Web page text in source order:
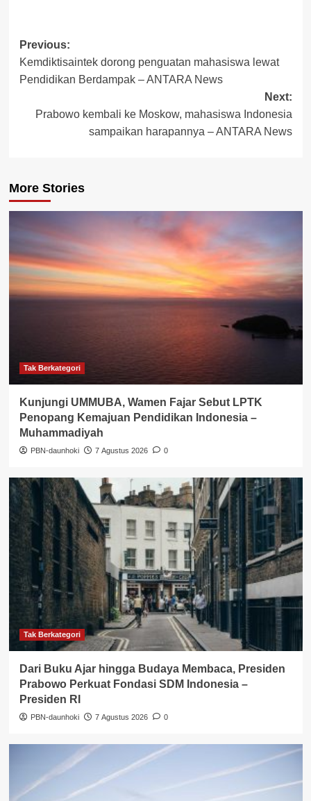
Post
navigation
Previous:
Kemdiktisaintek dorong penguatan mahasiswa lewat
Pendidikan Berdampak – ANTARA News
Next:
Prabowo kembali ke Moskow, mahasiswa Indonesia
sampaikan harapannya – ANTARA News
More Stories
Tak Berkategori
Kunjungi UMMUBA, Wamen Fajar Sebut LPTK
Penopang Kemajuan Pendidikan Indonesia –
Muhammadiyah
PBN-daunhoki 7 Agustus 2026 0
Tak Berkategori
Dari Buku Ajar hingga Budaya Membaca, Presiden
Prabowo Perkuat Fondasi SDM Indonesia –
Presiden RI
PBN-daunhoki 7 Agustus 2026 0